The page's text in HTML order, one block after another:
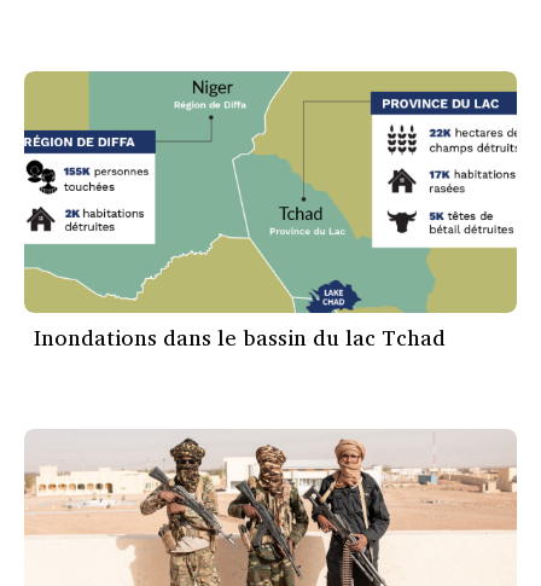
Inondations dans le bassin du lac Tchad